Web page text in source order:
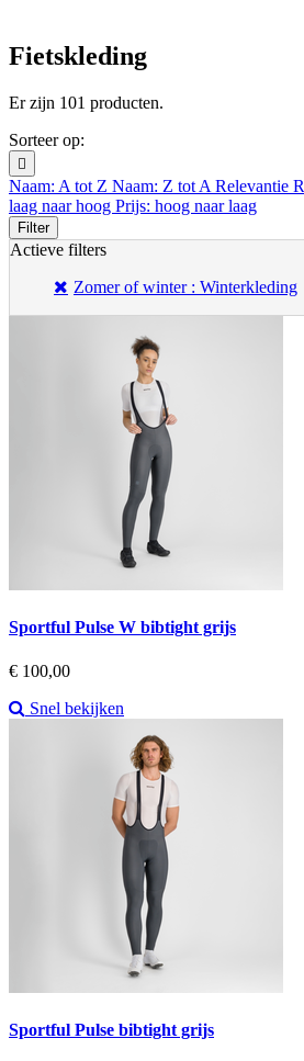
Fietskleding
Er zijn 101 producten.
Sorteer op:

Naam: A tot Z Naam: Z tot A Relevantie
laag naar hoog Prijs: hoog naar laag
Filter
Actieve filters
Zomer of winter : Winterkleding
Sportful Pulse W bibtight grijs
Prijs
€ 100,00
Snel bekijken
Sportful Pulse bibtight grijs